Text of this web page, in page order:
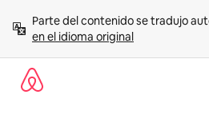
contenido
Parte del contenido se tradujo
en el idioma original